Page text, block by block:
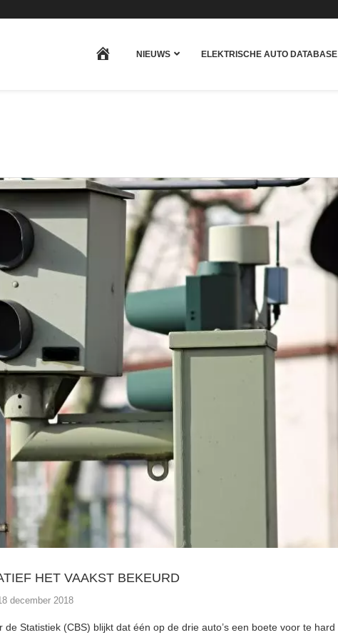
HOMENIEUWS ELEKTRISCHE AUTO DATABASE
HET VAAKST BEKEURD
december 2018
Statistiek (CBS) blijkt dat één op de drie auto’s een boete voor te hard